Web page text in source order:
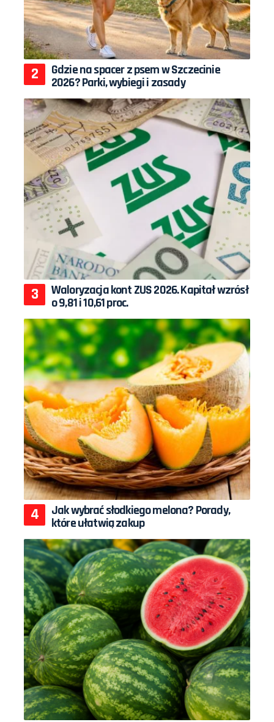
Gdzie na spacer z psem w Szczecinie
2026? Parki, wybiegi i zasady
Waloryzacja kont ZUS 2026. Kapitał wzrósł
o 9,81 i 10,61 proc.
Jak wybrać słodkiego melona? Porady,
które ułatwią zakup